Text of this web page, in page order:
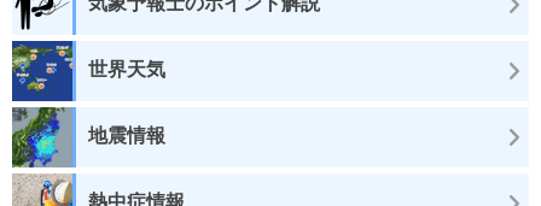
世界天気
地震情報
熱中症情報